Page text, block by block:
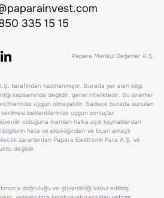
335 15 15
Papara Menkul Değerler A.Ş.
tarafından hazırlanmıştır. Burada yer alan bilgi,
kapsamında değildir, genel niteliktedir. Bu öneriler
uygun olmayabilir. Sadece burada sunulan
verilmesi beklentilerinize uygun sonuçlar
olduğuna inanılan halka açık kaynaklardan
hata ve eksikliğinden ve ticari amaçlı
zararlardan Papara Elektronik Para A.Ş. ve
değildir.
doğruluğu ve güvenilirliği kabul edilmiş